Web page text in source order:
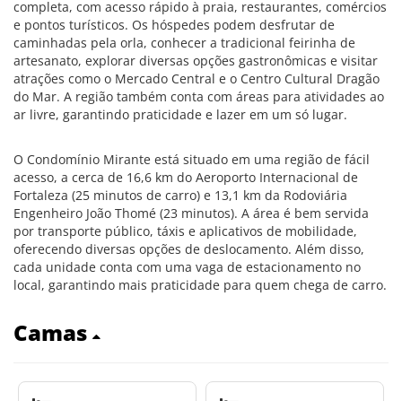
completa, com acesso rápido à praia, restaurantes, comércios
e pontos turísticos. Os hóspedes podem desfrutar de
caminhadas pela orla, conhecer a tradicional feirinha de
artesanato, explorar diversas opções gastronômicas e visitar
atrações como o Mercado Central e o Centro Cultural Dragão
do Mar. A região também conta com áreas para atividades ao
ar livre, garantindo praticidade e lazer em um só lugar.
O Condomínio Mirante está situado em uma região de fácil
acesso, a cerca de 16,6 km do Aeroporto Internacional de
Fortaleza (25 minutos de carro) e 13,1 km da Rodoviária
Engenheiro João Thomé (23 minutos). A área é bem servida
por transporte público, táxis e aplicativos de mobilidade,
oferecendo diversas opções de deslocamento. Além disso,
cada unidade conta com uma vaga de estacionamento no
local, garantindo mais praticidade para quem chega de carro.
Camas